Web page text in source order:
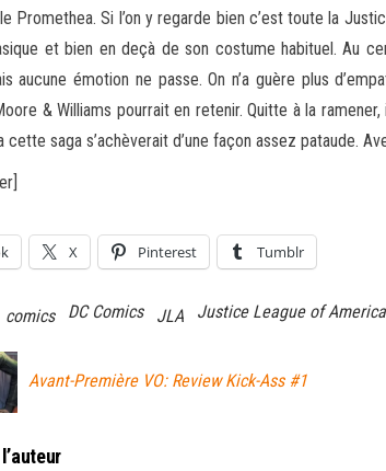
Promethea. Si l’on y regarde bien c’est toute la
et bien en deçà de son costume habituel. Au
aucune émotion ne passe. On n’a guère plus
& Williams pourrait en retenir. Quitte à la
cette saga s’achèverait d’une façon assez pataude.
X Pinterest Tumblr
comics DC Comics JLA Justice League of America
Avant-Première VO: Review Kick-Ass #1